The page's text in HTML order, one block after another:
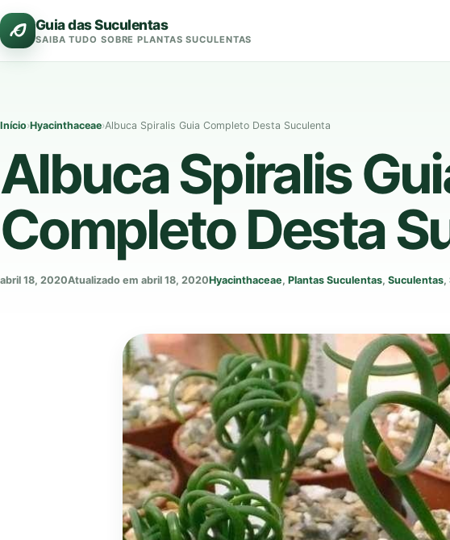
Pular
para
Guia das Suculentas
SAIBA TUDO SOBRE PLANTAS SUCULENTAS
Início›Hyacinthaceae›Albuca Spiralis Guia Completo Desta Suculenta
Albuca Spiralis
Completo Desta
abril 18, 2020Atualizado em abril 18, 2020Hyacinthaceae, Plantas Suculentas, Suculentas,